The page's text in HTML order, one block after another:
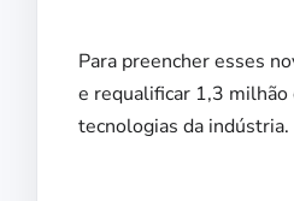
Para preencher esses
e requalificar 1,3 milhão
tecnologias da indústria.